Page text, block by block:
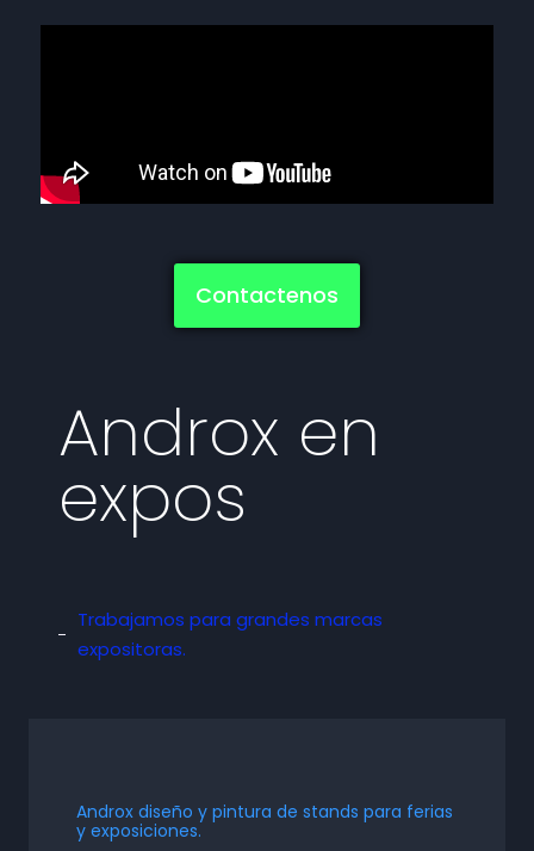
Androx en
expos
Trabajamos para grandes marcas
expositoras.
Contactenos
Androx diseño y pintura de stands para ferias
y exposiciones.